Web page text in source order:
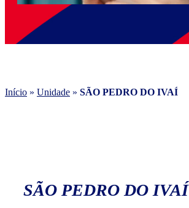
Início » Unidade » SÃO PEDRO DO IVAÍ
SÃO PEDRO DO IVAÍ